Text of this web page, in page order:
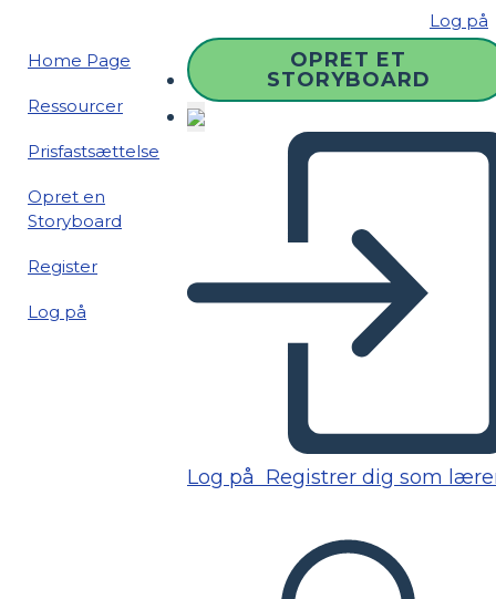
Log på
Home Page
Ressourcer
Prisfastsættelse
Opret en
Storyboard
Register
Log på
OPRET ET
STORYBOARD
Log på Registrer dig som